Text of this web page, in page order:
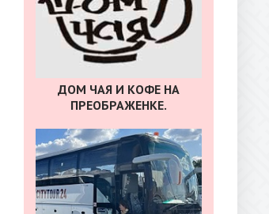
ДОМ ЧАЯ И КОФЕ НА
ПРЕОБРАЖЕНКЕ.